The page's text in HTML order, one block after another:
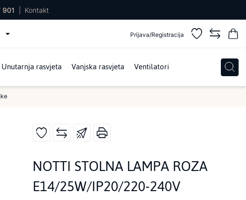
901 Kontakt
Prijava/Registracija
Unutarnja rasvjeta Vanjska rasvjeta Ventilatori
NOTTI STOLNA LAMPA ROZA
E14/25W/IP20/220-240V